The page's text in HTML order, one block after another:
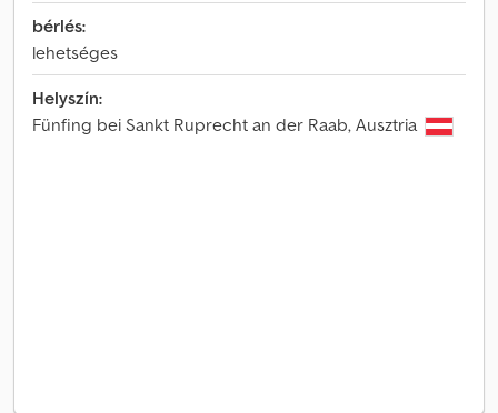
bérlés:
lehetséges
Helyszín:
Fünfing bei Sankt Ruprecht an der Raab, Ausztria